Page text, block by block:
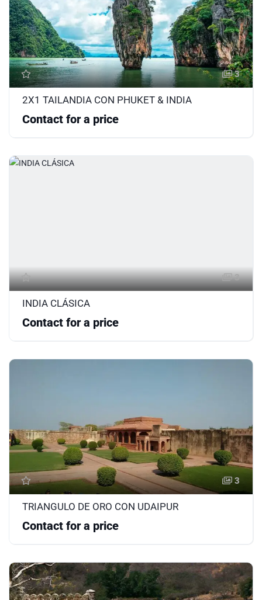
3
2X1 TAILANDIA CON PHUKET & INDIA
Contact for a price
3
INDIA CLÁSICA
Contact for a price
3
TRIANGULO DE ORO CON UDAIPUR
Contact for a price